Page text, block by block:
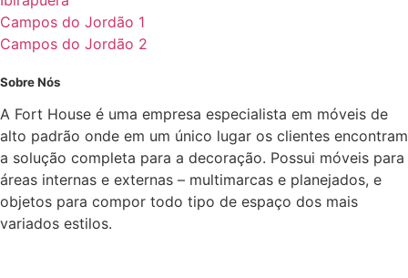
Campos do Jordão 1
Campos do Jordão 2
Sobre Nós
A Fort House é uma empresa especialista em móveis de
alto padrão onde em um único lugar os clientes encontram
a solução completa para a decoração. Possui móveis para
áreas internas e externas – multimarcas e planejados, e
objetos para compor todo tipo de espaço dos mais
variados estilos.